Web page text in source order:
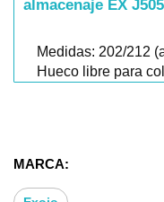
almacenaje EX J505
Medidas: 202/212
Hueco libre para
Si estás buscando
tiendas físicas,
MARCA: